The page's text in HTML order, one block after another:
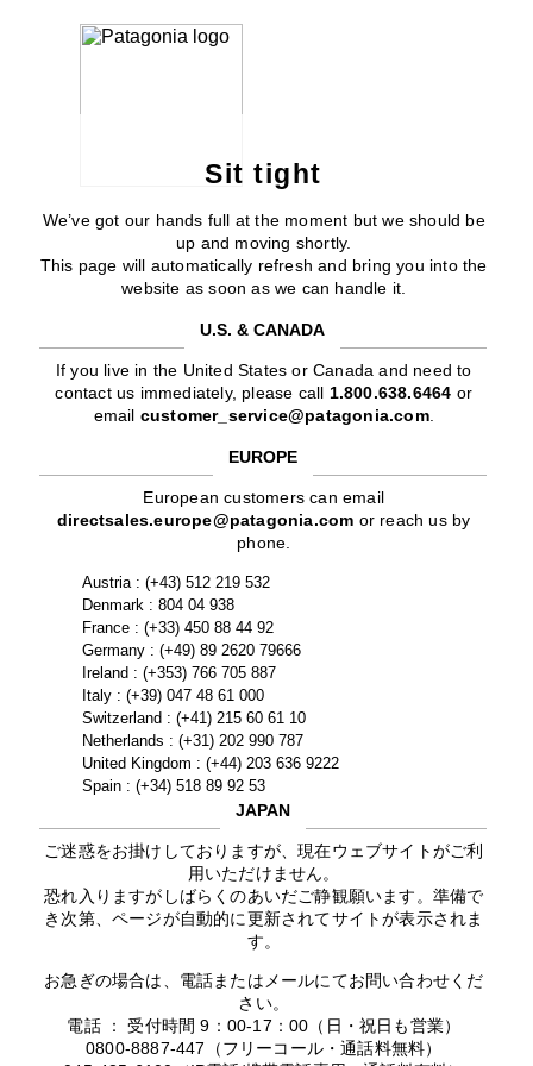
Sit tight
We’ve got our hands full at the moment but we should be
up and moving shortly.
This page will automatically refresh and bring you into the
website as soon as we can handle it.
U.S. & CANADA
If you live in the United States or Canada and need to
contact us immediately, please call 1.800.638.6464 or
email customer_service@patagonia.com.
EUROPE
European customers can email
directsales.europe@patagonia.com or reach us by
phone.
Austria : (+43) 512 219 532
Denmark : 804 04 938
France : (+33) 450 88 44 92
Germany : (+49) 89 2620 79666
Ireland : (+353) 766 705 887
Italy : (+39) 047 48 61 000
Switzerland : (+41) 215 60 61 10
Netherlands : (+31) 202 990 787
United Kingdom : (+44) 203 636 9222
Spain : (+34) 518 89 92 53
JAPAN
ご迷惑をお掛けしておりますが、現在ウェブサイトがご利
用いただけません。
恐れ入りますがしばらくのあいだご静観願います。準備で
き次第、ページが自動的に更新されてサイトが表示されま
す。
お急ぎの場合は、電話またはメールにてお問い合わせくだ
さい。
電話 ： 受付時間 9：00-17：00（日・祝日も営業）
0800-8887-447（フリーコール・通話料無料）